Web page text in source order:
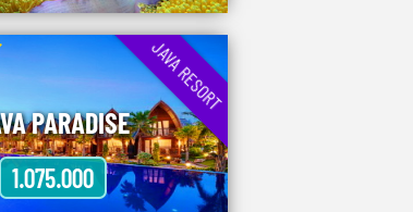
JAVA RESORT
PARADISE
1.075.000